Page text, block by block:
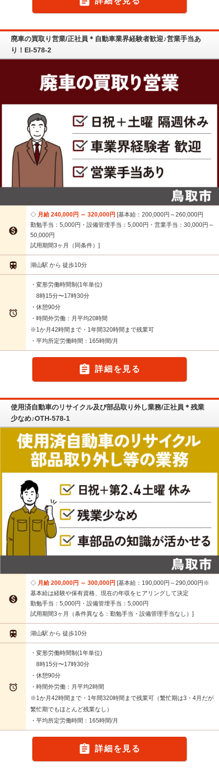
廃車の買取り営業/正社員＊自動車業界経験者歓迎♪営業手当あ
り！EI-578-2

月給 240,000円 ～ 320,000円 基本給：200,000円～260,000円
勤勉手当：5,000円・設備管埋手当：5,000円・営業手当：30,000円～
50,000円
試用期間3ヶ月（同条件）
 湖山駅 から 徒歩10分

・変形労働時間制(1年単位)
8時15分〜17時30分
・休憩90分
・時間外労働：月平均20時間
※1か月42時間まで・1年間320時間まで残業可
・平均所定労働時間：165時間/月
 詳細を見る
使用済自動車のリサイクル及び部品取り外し業務/正社員＊残業
少なめ♪OTH-578-1

月給 200,000円 ～ 300,000円 基本給：190,000円～290,000円※
基本給は経験や保有資格、現在の年収をヒアリングして決定
勤勉手当：5,000円・設備管埋手当：5,000円
試用期間3ヶ月（条件異なる：勤勉手当・設備管理手当なし）
 湖山駅 から 徒歩10分

・変形労働時間制(1年単位)
8時15分〜17時30分
・休憩90分
・時間外労働：月平均2時間
※1か月42時間まで・1年間320時間まで残業可（繁忙期は3・4月だが
繁忙期でもほとんど残業なし）
・平均所定労働時間：165時間/月
 詳細を見る